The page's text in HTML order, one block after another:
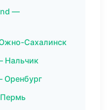
—
Сахалинск
Нальчик
Оренбург